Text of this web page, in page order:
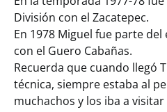
División con el Zacatepec.
En 1978 Miguel fue parte
con el Guero Cabañas.
Recuerda que cuando llegó
técnica, siempre estaba al
muchachos y los iba a